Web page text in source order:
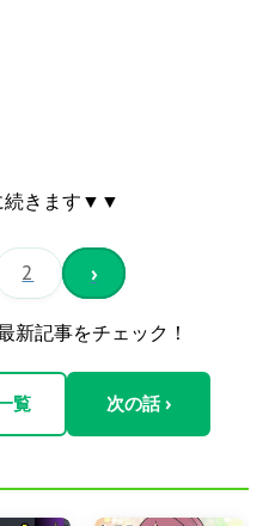
きます▼▼
2 ›
新記事をチェック！
覧 次の話 ›